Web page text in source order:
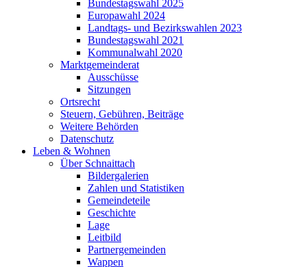
Bundestagswahl 2025
Europawahl 2024
Landtags- und Bezirkswahlen 2023
Bundestagswahl 2021
Kommunalwahl 2020
Marktgemeinderat
Ausschüsse
Sitzungen
Ortsrecht
Steuern, Gebühren, Beiträge
Weitere Behörden
Datenschutz
Leben & Wohnen
Über Schnaittach
Bildergalerien
Zahlen und Statistiken
Gemeindeteile
Geschichte
Lage
Leitbild
Partnergemeinden
Wappen